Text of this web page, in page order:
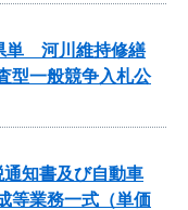
単 河川維持修繕
型一般競争入札公
知書及び自動車
等業務一式（単価